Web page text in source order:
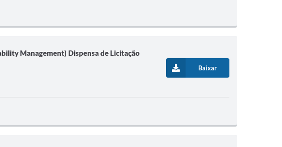
Management) Dispensa de Licitação
Baixar